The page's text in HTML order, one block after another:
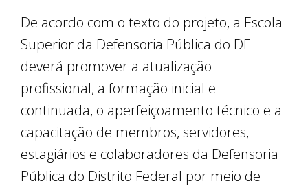
De acordo com o texto do projeto, a Escola
Superior da Defensoria Pública do DF
deverá promover a atualização
profissional, a formação inicial e
continuada, o aperfeiçoamento técnico e a
capacitação de membros, servidores,
estagiários e colaboradores da Defensoria
Pública do Distrito Federal por meio de